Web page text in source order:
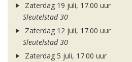
Zaterdag 19 juli, 17.00 uur
Sleutelstad 30
Zaterdag 12 juli, 17.00 uur
Sleutelstad 30
Zaterdag 5 juli, 17.00 uur